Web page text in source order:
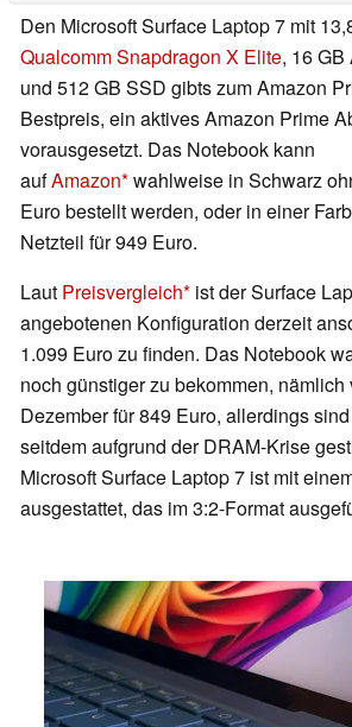
Den Microsoft Surface Laptop 7 mit
Qualcomm Snapdragon X Elite, 16
und 512 GB SSD gibts zum Amazon
Bestpreis, ein aktives Amazon Prime
vorausgesetzt. Das Notebook kann
aufAmazon wahlweise in Schwarz
Euro bestellt werden, oder in einer
Netzteil für 949 Euro.
Laut Preisvergleich ist der Surface
angebotenen Konfiguration derzeit
1.099 Euro zu finden. Das Notebook
noch günstiger zu bekommen, nämlich
Dezember für 849 Euro, allerdings
seitdem aufgrund der DRAM-Krise
Microsoft Surface Laptop 7 ist mit
ausgestattet, das im 3:2-Format